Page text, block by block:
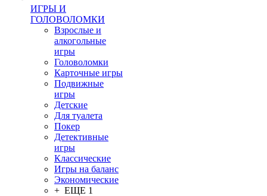
ИГРЫ И
ГОЛОВОЛОМКИ
Взрослые и
алкогольные
игры
Головоломки
Карточные игры
Подвижные
игры
Детские
Для туалета
Покер
Детективные
игры
Классические
Игры на баланс
Экономические
+ ЕЩЕ 1